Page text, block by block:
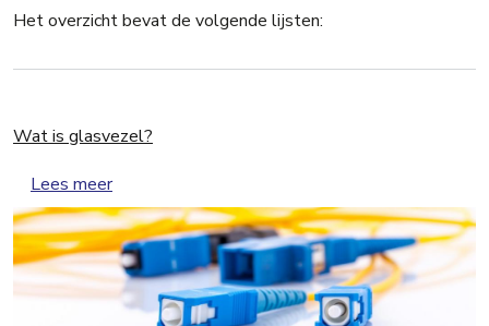
Het overzicht bevat de volgende lijsten:
Wat is glasvezel?
Lees meerover Wat is glasvezel?